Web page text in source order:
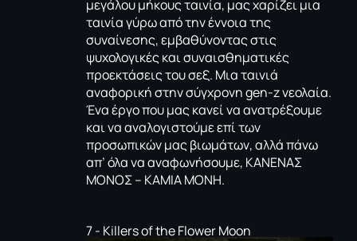
μεγάλου μήκους ταινία, μας χαρίζει μια
ταινία γύρω από την έννοια της
συναίνεσης, εμβαθύνοντας στις
ψυχολογικές και συναισθηματικές
προεκτάσεις του σεξ. Μια ταινιά
αναφορική στην σύγχρονη gen-z νεολαία.
Ένα έργο που μας κανεί να ανατρέξουμε
και να αναλογιστούμε επί των
προσωπικών μας βιωμάτων, αλλά πάνω
απ’ όλα να αναφωνήσουμε, ΚΑΝΕΝΑΣ
ΜΟΝΟΣ – ΚΑΜΙΑ ΜΟΝΗ.
7 - Killers of the Flower Moon